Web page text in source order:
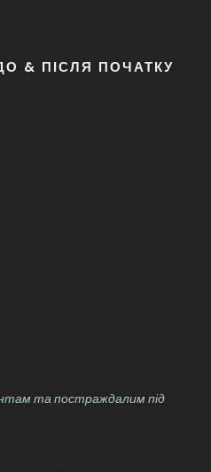
& ПІСЛЯ ПОЧАТКУ
та постраждалим під